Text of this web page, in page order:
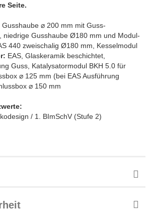
Seite.
Gusshaube ⌀ 200 mm mit Guss-
niedrige Gusshaube Ø180 mm und Modul-
440 zweischalig Ø180 mm, Kesselmodul
EAS, Glaskeramik beschichtet,
Guss, Katalysatormodul BKH 5.0 für
⌀ 125 mm (bei EAS Ausführung
⌀ 150 mm
/ 1. BImSchV (Stufe 2)